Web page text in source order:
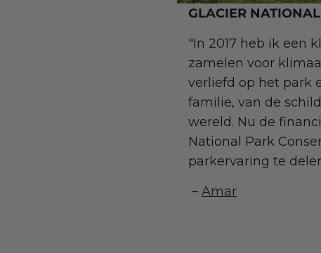
GLACIER
"In 2017 heb ik een
zamelen voor
verliefd op het park
familie, van de
wereld. Nu de
National Park
parkervaring te
– Amar